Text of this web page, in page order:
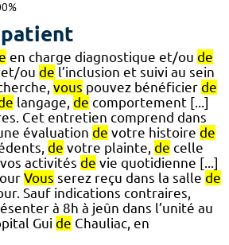
patient
en charge diagnostique et/ou de
ou de l’inclusion et suivi au sein
vous pouvez bénéficier de
langage, de comportement [...]
Cet entretien comprend dans
évaluation de votre histoire de
de votre plainte, de celle
vos activités de vie quotidienne [...]
Vous serez reçu dans la salle de
Sauf indications contraires,
à 8h à jeûn dans l’unité au
Gui de Chauliac, en